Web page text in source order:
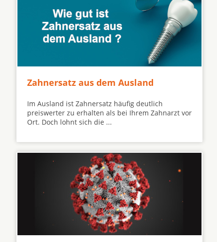
Zahnersatz aus dem Ausland
Im Ausland ist Zahnersatz häufig deutlich
preiswerter zu erhalten als bei Ihrem Zahnarzt vor
Ort. Doch lohnt sich die ...